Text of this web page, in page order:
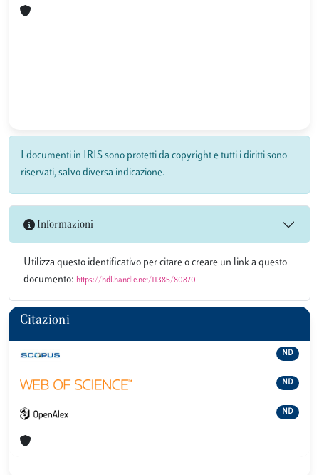
I documenti in IRIS sono protetti da copyright e tutti i diritti sono
riservati, salvo diversa indicazione.
Informazioni
Utilizza questo identificativo per citare o creare un link a questo
documento: https://hdl.handle.net/11385/80870
Citazioni
ND
ND
ND